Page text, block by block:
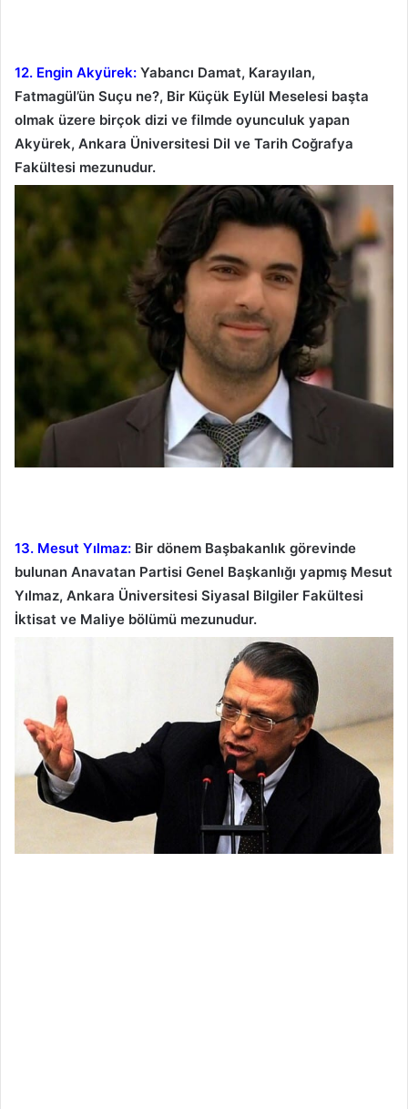
12. Engin Akyürek: Yabancı Damat, Karayılan,
Fatmagül’ün Suçu ne?, Bir Küçük Eylül Meselesi başta
olmak üzere birçok dizi ve filmde oyunculuk yapan
Akyürek, Ankara Üniversitesi Dil ve Tarih Coğrafya
Fakültesi mezunudur.
13. Mesut Yılmaz: Bir dönem Başbakanlık görevinde
bulunan Anavatan Partisi Genel Başkanlığı yapmış Mesut
Yılmaz, Ankara Üniversitesi Siyasal Bilgiler Fakültesi
İktisat ve Maliye bölümü mezunudur.